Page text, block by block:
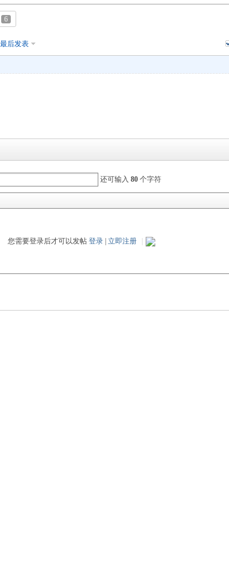
6
最后发表
还可输入 80 个字符
您需要登录后才可以发帖 登录| 立即注册